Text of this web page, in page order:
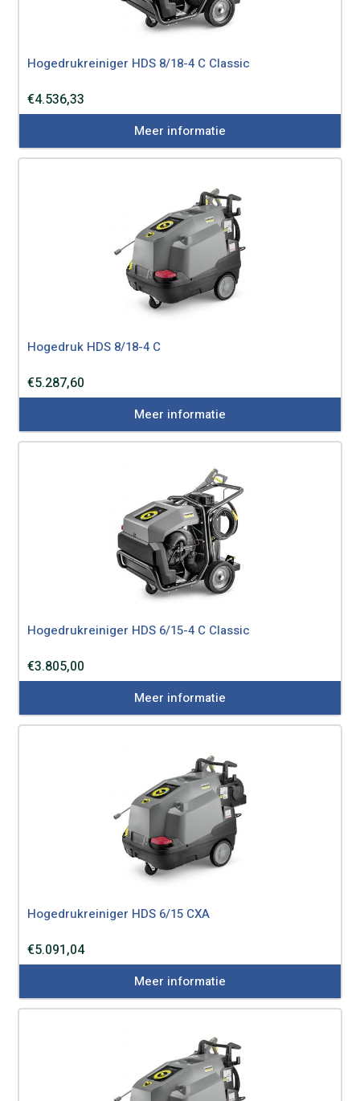
Hogedrukreiniger HDS 8/18-4 C Classic
€4.536,33
Meer informatie
Hogedruk HDS 8/18-4 C
€5.287,60
Meer informatie
Hogedrukreiniger HDS 6/15-4 C Classic
€3.805,00
Meer informatie
Hogedrukreiniger HDS 6/15 CXA
€5.091,04
Meer informatie